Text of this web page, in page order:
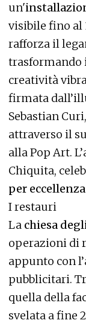
un'
visibile fino al
rafforza il
trasformando
creatività
firmata
Sebastian
attraverso il
alla Pop Art.
Chiquita,
per
I restauri
La chiesa
operazioni di
appunto con
pubblicitari.
quella della
svelata a fine